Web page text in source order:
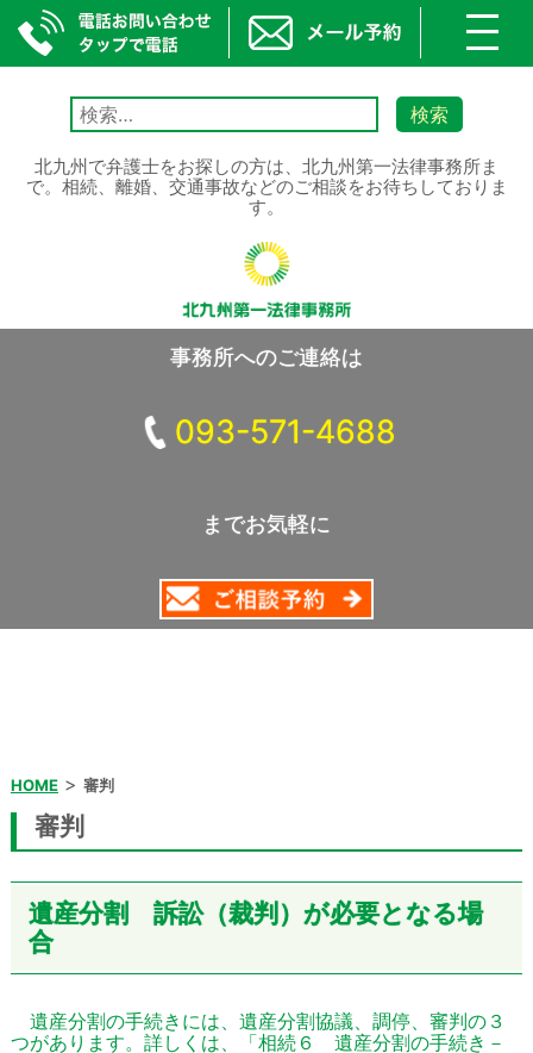
検
索:
北九州で弁護士をお探しの方は、北九州第一法律事務所ま
で。相続、離婚、交通事故などのご相談をお待ちしておりま
す。
事務所へのご連絡は
093-571-4688
までお気軽に
HOME> 審判
審判
遺産分割 訴訟（裁判）が必要となる場
合
遺産分割の手続きには、遺産分割協議、調停、審判の３
つがあります。詳しくは、「相続６ 遺産分割の手続き－